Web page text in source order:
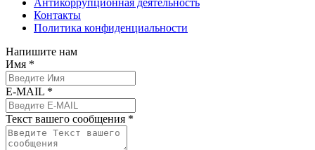
Контакты
Политика конфиденциальности
Напишите нам
Имя *
E-MAIL *
Текст вашего сообщения *